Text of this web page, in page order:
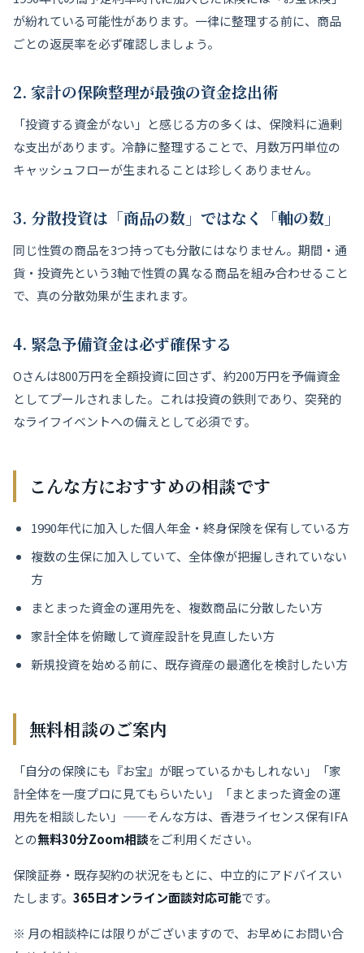
が紛れている可能性があります。一律に整理する前に、商品
ごとの返戻率を必ず確認しましょう。
2. 家計の保険整理が最強の資金捻出術
「投資する資金がない」と感じる方の多くは、保険料に過剰
な支出があります。冷静に整理することで、月数万円単位の
キャッシュフローが生まれることは珍しくありません。
3. 分散投資は「商品の数」ではなく「軸の数」
同じ性質の商品を3つ持っても分散にはなりません。期間・通
貨・投資先という3軸で性質の異なる商品を組み合わせること
で、真の分散効果が生まれます。
4. 緊急予備資金は必ず確保する
Oさんは800万円を全額投資に回さず、約200万円を予備資金
としてプールされました。これは投資の鉄則であり、突発的
なライフイベントへの備えとして必須です。
こんな方におすすめの相談です
1990年代に加入した個人年金・終身保険を保有している方
複数の生保に加入していて、全体像が把握しきれていない
方
まとまった資金の運用先を、複数商品に分散したい方
家計全体を俯瞰して資産設計を見直したい方
新規投資を始める前に、既存資産の最適化を検討したい方
無料相談のご案内
「自分の保険にも『お宝』が眠っているかもしれない」「家
計全体を一度プロに見てもらいたい」「まとまった資金の運
用先を相談したい」——そんな方は、香港ライセンス保有IFA
との無料30分Zoom相談をご利用ください。
保険証券・既存契約の状況をもとに、中立的にアドバイスい
たします。 365日オンライン面談対応可能です。
※ 月の相談枠には限りがございますので、お早めにお問い合